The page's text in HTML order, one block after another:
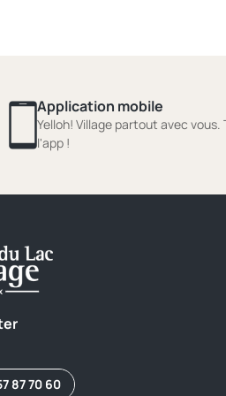
Application mobile
Yelloh! Village partout avec vous.
l'app !
87 70 60